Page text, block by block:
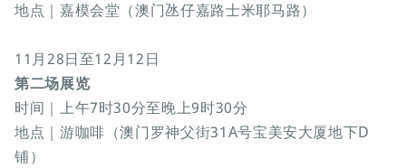
地点｜嘉模会堂（澳门氹仔嘉路士米耶马路）
11月28日至12月12日
第二场展览
时间｜上午7时30分至晚上9时30分
地点｜游咖啡（澳门罗神父街31A号宝美安大厦地下D
铺）